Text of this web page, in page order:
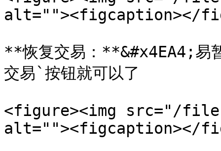
alt=""><figcaption></
**恢复交易：**&#x4EA4;易
交易`按钮就可以了
<figure><img src="/files/
alt=""><figcaption></